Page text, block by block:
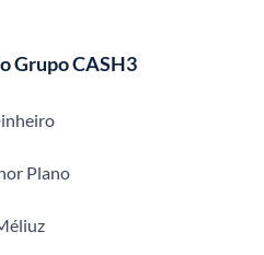
Grupo CASH3
Plano